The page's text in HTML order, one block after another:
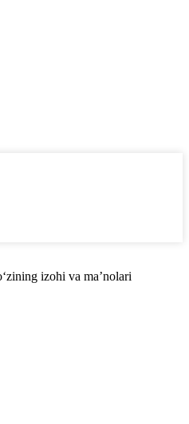
izohi va ma’nolari